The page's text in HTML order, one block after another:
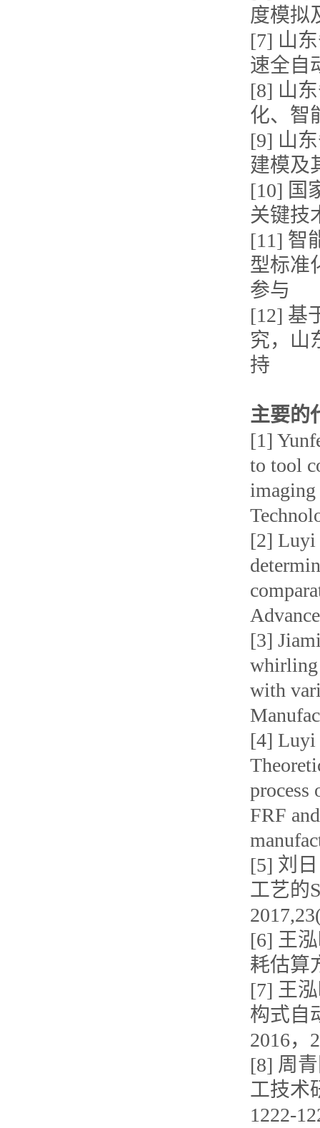
度模拟
[7] 山
速全自
[8] 山
化、智
[9] 山
建模及
[10] 国
关键技
[11] 智
型标准
参与
[12] 基
究，山
持
主要的
[1]
to tool
imaging
[2] Luyi
[3]
whirling
with
[4] Luyi
process
FRF
[5] 刘
工艺的
[6] 王
耗估算
[7] 王
构式自
2016，
[8] 周
工技术
1222-